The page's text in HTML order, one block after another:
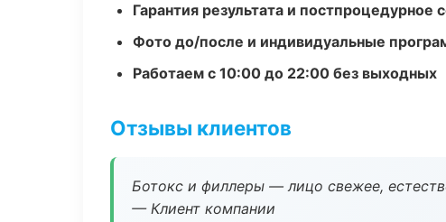
Гарантия результата и постпроцедурное
Фото до/после и индивидуальные
Работаем с 10:00 до 22:00 без выходных
Отзывы клиентов
Ботокс и филлеры — лицо свежее,
— Клиент компании